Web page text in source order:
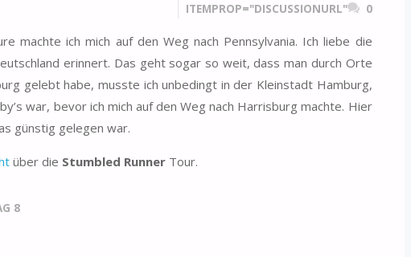
ITEMPROP="DISCUSSIONURL" 0
machte ich mich auf den Weg nach Pennsylvania. Ich liebe die
erinnert. Das geht sogar so weit, dass man durch Orte
gelebt habe, musste ich unbedingt in der Kleinstadt Hamburg,
war, bevor ich mich auf den Weg nach Harrisburg machte. Hier
günstig gelegen war.
über die Stumbled RunnerTour.
8